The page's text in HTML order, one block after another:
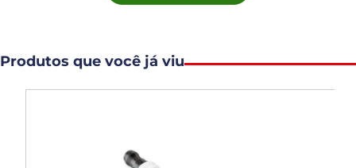
Produtos que você já viu